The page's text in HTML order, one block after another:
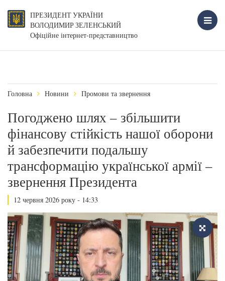
ПРЕЗИДЕНТ УКРАЇНИ
ВОЛОДИМИР ЗЕЛЕНСЬКИЙ
Офіційне інтернет-представництво
Головна Новини Промови та звернення
Погоджено шлях – збільшити
фінансову стійкість нашої оборони
й забезпечити подальшу
трансформацію української армії –
звернення Президента
12 червня 2026 року - 14:33